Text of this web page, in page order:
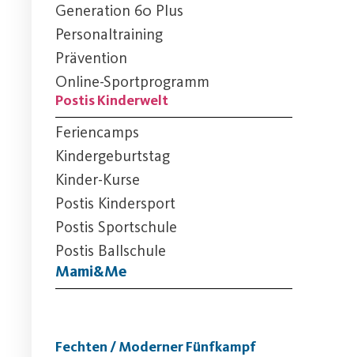
Generation 60 Plus
Personaltraining
Prävention
Online-Sportprogramm
Postis Kinderwelt
Feriencamps
Kindergeburtstag
Kinder-Kurse
Postis Kindersport
Postis Sportschule
Postis Ballschule
Mami&Me
Fechten / Moderner Fünfkampf